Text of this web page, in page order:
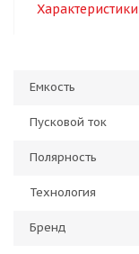
Характеристики
Емкость
Пусковой ток
Полярность
Технология
Бренд